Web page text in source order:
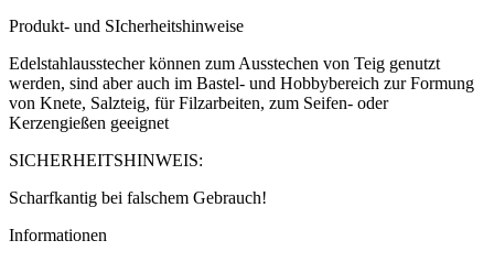
Produkt- und SIcherheitshinweise
Edelstahlausstecher können zum Ausstechen von Teig genutzt
werden, sind aber auch im Bastel- und Hobbybereich zur Formung
von Knete, Salzteig, für Filzarbeiten, zum Seifen- oder
Kerzengießen geeignet
SICHERHEITSHINWEIS:
Scharfkantig bei falschem Gebrauch!
Informationen